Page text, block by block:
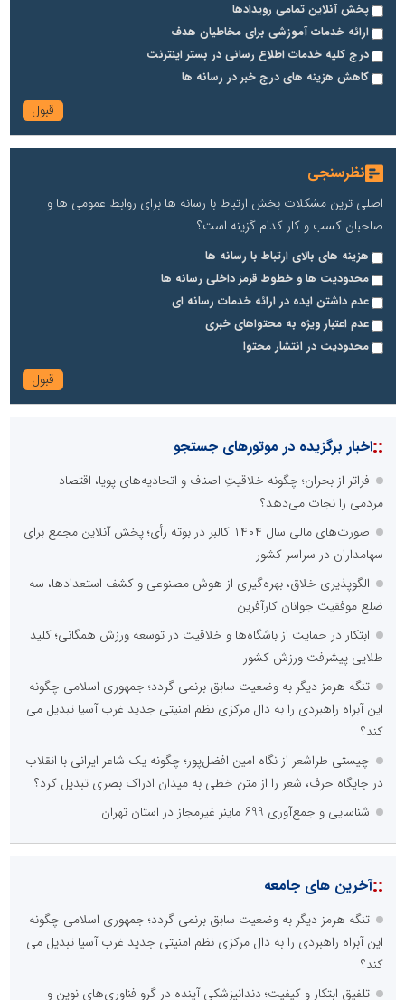
پخش آنلاین تمامی رویدادها
ارائه خدمات آموزشی برای مخاطیان هدف
درج کلیه خدمات اطلاع رسانی در بستر اینترنت
کاهش هزینه های درج خبر در رسانه ها
نظرسنجی
اصلی ترین مشکلات بخش ارتباط با رسانه ها برای روابط عمومی ها و
صاحبان کسب و کار کدام گزینه است؟
هزینه های بالای ارتباط با رسانه ها
محدودیت ها و خطوط قرمز داخلی رسانه ها
عدم داشتن ایده در ارائه خدمات رسانه ای
عدم اعتبار ویژه به محتواهای خبری
محدودیت در انتشار محتوا
::اخبار برگزیده در موتورهای جستجو
فراتر از بحران؛ چگونه خلاقیتِ اصناف و اتحادیه‌های پویا، اقتصاد
مردمی را نجات می‌دهد؟
صورت‌های مالی سال ۱۴۰۴ کالبر در بوته رأی؛ پخش آنلاین مجمع برای
سهامداران در سراسر کشور
الگوپذیری خلاق، بهره‌گیری از هوش مصنوعی و کشف استعدادها، سه
ضلع موفقیت جوانان کارآفرین
ابتکار در حمایت از باشگاه‌ها و خلاقیت در توسعه ورزش همگانی؛ کلید
طلایی پیشرفت ورزش کشور
تنگه هرمز دیگر به وضعیت سابق برنمی گردد؛ جمهوری اسلامی چگونه
این آبراه راهبردی را به دال مرکزی نظم امنیتی جدید غرب آسیا تبدیل می
کند؟
چیستی طراشعر از نگاه امین افضل‌پور؛ چگونه یک شاعر ایرانی با انقلاب
در جایگاه حرف، شعر را از متن خطی به میدان ادراک بصری تبدیل کرد؟
شناسایی و جمع‌آوری 699 ماینر غیرمجاز در استان تهران
::آخرین های جامعه
تنگه هرمز دیگر به وضعیت سابق برنمی گردد؛ جمهوری اسلامی چگونه
این آبراه راهبردی را به دال مرکزی نظم امنیتی جدید غرب آسیا تبدیل می
کند؟
تلفیق ابتکار و کیفیت؛ دندانپزشکی آینده در گرو فناوری‌های نوین و